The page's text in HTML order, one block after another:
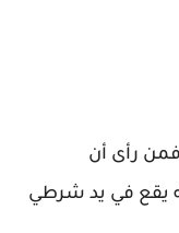
فمن رأى أن
يقع في يد شرطي